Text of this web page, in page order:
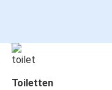
Toiletten